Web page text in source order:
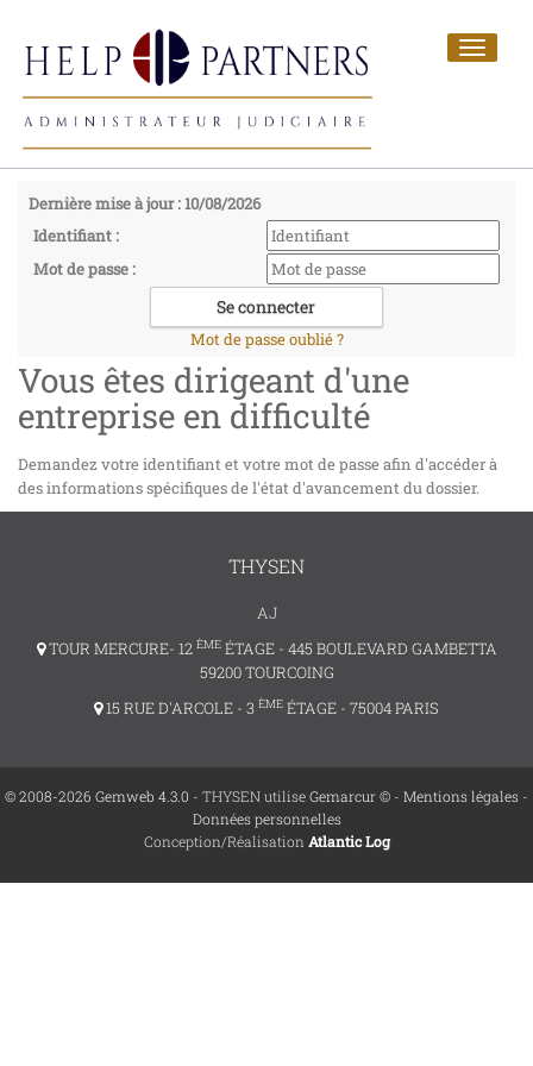
Toggle
Dernière mise à jour : 10/08/2026
Identifiant :
Mot de passe :
Mot de passe oublié ?
Vous êtes dirigeant d'une
entreprise en difficulté
Demandez votre identifiant et votre mot de passe afin d'accéder à
des informations spécifiques de l'état d'avancement du dossier.
THYSEN
AJ
TOUR MERCURE- 12 ÈMEÉTAGE - 445 BOULEVARD GAMBETTA
59200 TOURCOING
15 RUE D'ARCOLE - 3 ÈME ÉTAGE - 75004 PARIS
© 2008-2026 Gemweb 4.3.0 - THYSEN utiliseGemarcur © - Mentions légales -
Données personnelles
Conception/Réalisation Atlantic Log